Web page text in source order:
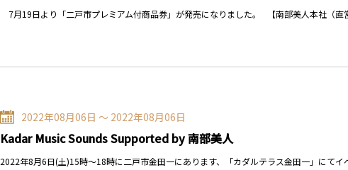
7月19日より「二戸市プレミアム付商品券」が発売になりました。 【南部美人本社（
2022年08月06日 〜 2022年08月06日
Kadar Music Sounds Supported by 南部美人
2022年8月6日(土)15時～18時に二戸市金田一にあります、「カダルテラス金田一」にて